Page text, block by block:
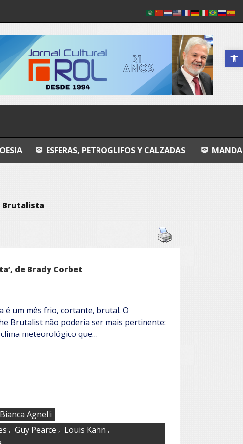
Abrir a
PETROGLIFOS Y CALZADAS MANDALA
Brutalista
de Brady Corbet
é um mês frio, cortante, brutal. O
Brutalist não poderia ser mais pertinente:
meteorológico que…
Bianca Agnelli
, Guy Pearce , Louis Kahn ,